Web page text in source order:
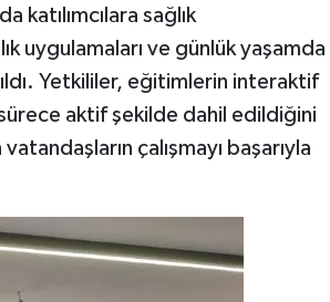
sağlık
uygulamaları ve günlük yaşamda
Yetkililer, eğitimlerin interaktif
aktif şekilde dahil edildiğini
çalışmayı başarıyla